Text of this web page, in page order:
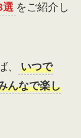
選 をご紹介し
、
いつで
んなで楽し